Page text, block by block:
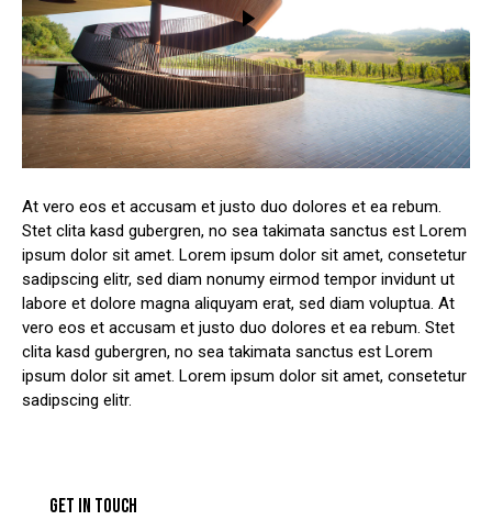
At vero eos et accusam et justo duo dolores et ea rebum.
Stet clita kasd gubergren, no sea takimata sanctus est Lorem
ipsum dolor sit amet. Lorem ipsum dolor sit amet, consetetur
sadipscing elitr, sed diam nonumy eirmod tempor invidunt ut
labore et dolore magna aliquyam erat, sed diam voluptua. At
vero eos et accusam et justo duo dolores et ea rebum. Stet
clita kasd gubergren, no sea takimata sanctus est Lorem
ipsum dolor sit amet. Lorem ipsum dolor sit amet, consetetur
sadipscing elitr.
GET IN TOUCH